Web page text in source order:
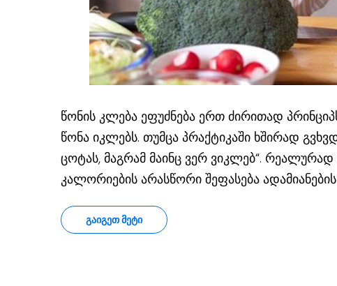
წონის კლება ეფუძნება ერთ ძირითად
წონა იკლებს. თუმცა პრაქტიკაში ხშირად
ცოტას, მაგრამ მაინც ვერ ვიკლებ“. რეალურად
კალორიების არასწორი შეფასება
ᲒᲐᲘᲒᲔᲗ ᲛᲔᲢᲘ